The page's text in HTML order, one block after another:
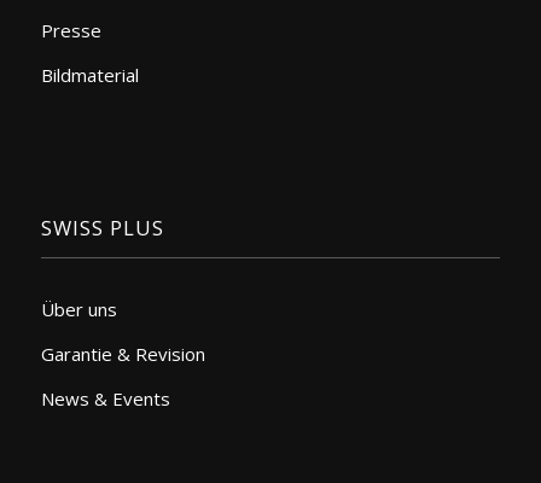
Presse
Bildmaterial
SWISS PLUS
Über uns
Garantie & Revision
News & Events